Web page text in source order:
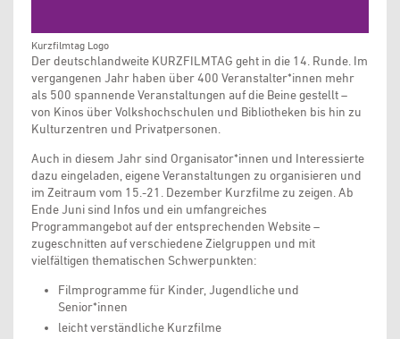
Der deutschlandweite KURZFILMTAG geht in die 14. Runde. Im
vergangenen Jahr haben über 400 Veranstalter*innen mehr
als 500 spannende Veranstaltungen auf die Beine gestellt –
von Kinos über Volkshochschulen und Bibliotheken bis hin zu
Kulturzentren und Privatpersonen.
Auch in diesem Jahr sind Organisator*innen und Interessierte
dazu eingeladen, eigene Veranstaltungen zu organisieren und
im Zeitraum vom 15.-21. Dezember Kurzfilme zu zeigen. Ab
Ende Juni sind Infos und ein umfangreiches
Programmangebot auf der entsprechenden Website –
zugeschnitten auf verschiedene Zielgruppen und mit
vielfältigen thematischen Schwerpunkten:
Filmprogramme für Kinder, Jugendliche und
Senior*innen
leicht verständliche Kurzfilme
Kurzfilmtag Logo